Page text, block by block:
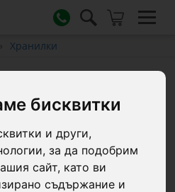
бисквитки
и други,
за да подобрим
сайт, като ви
съдържание и
Хранилки